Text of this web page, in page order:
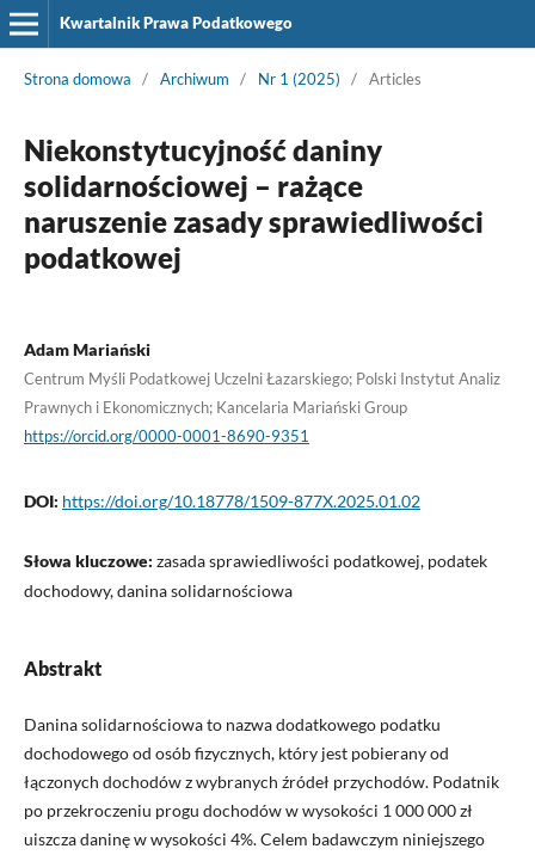
Kwartalnik Prawa Podatkowego
Strona domowa / Archiwum / Nr 1 (2025) / Articles
Niekonstytucyjność daniny
solidarnościowej – rażące
naruszenie zasady sprawiedliwości
podatkowej
Adam Mariański
Centrum Myśli Podatkowej Uczelni Łazarskiego; Polski Instytut Analiz
Prawnych i Ekonomicznych; Kancelaria Mariański Group
https://orcid.org/0000-0001-8690-9351
DOI: https://doi.org/10.18778/1509-877X.2025.01.02
Słowa kluczowe: zasada sprawiedliwości podatkowej, podatek
dochodowy, danina solidarnościowa
Abstrakt
Danina solidarnościowa to nazwa dodatkowego podatku
dochodowego od osób fizycznych, który jest pobierany od
łączonych dochodów z wybranych źródeł przychodów. Podatnik
po przekroczeniu progu dochodów w wysokości 1 000 000 zł
uiszcza daninę w wysokości 4%. Celem badawczym niniejszego